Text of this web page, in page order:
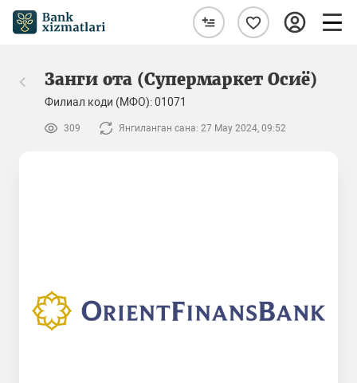
Занги ота (Супермаркет Осиё)
Филиал коди (МФО): 01071
309 Янгиланган сана: 27 May 2024, 09:52